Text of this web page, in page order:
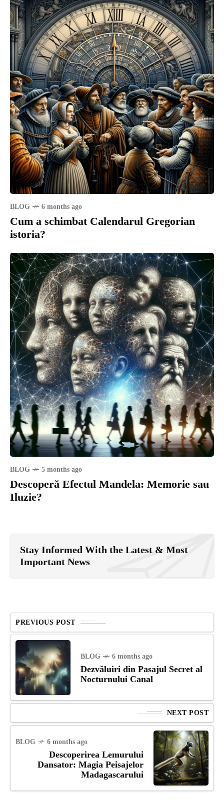
BLOG 6 months ago
Cum a schimbat Calendarul Gregorian
istoria?
BLOG 5 months ago
Descoperă Efectul Mandela: Memorie sau
Iluzie?
Stay Informed With the Latest & Most
Important News
PREVIOUS POST
BLOG 6 months ago
Dezvăluiri din Pasajul Secret al
Nocturnului Canal
NEXT POST
BLOG 6 months ago
Descoperirea Lemurului
Dansator: Magia Peisajelor
Madagascarului